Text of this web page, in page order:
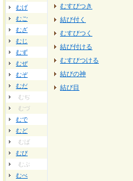
むげ
むご
むざ
むじ
むず
むぜ
むぞ
むだ
むぢ
むづ
むで
むど
むば
むび
むぶ
むべ
むすびつき
結び付く
むすびつく
結び付ける
むすびつける
結びの神
結び目